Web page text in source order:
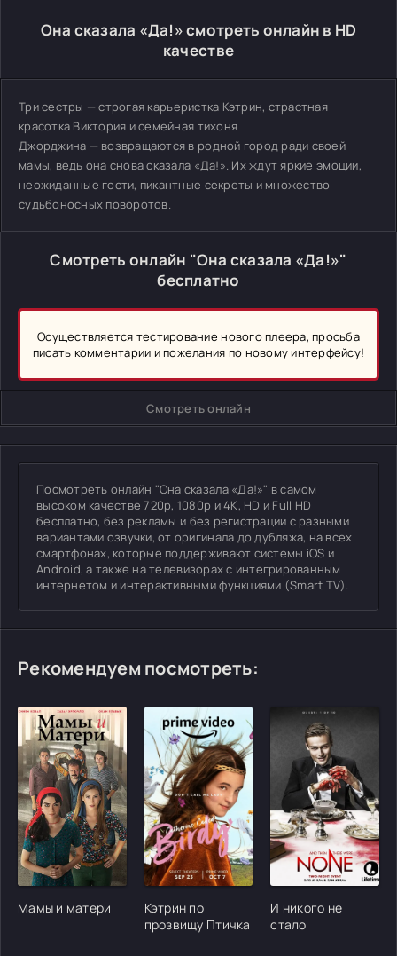
Она сказала «Да!» смотреть онлайн в HD
качестве
Три сестры — строгая карьеристка Кэтрин, страстная
красотка Виктория и семейная тихоня
Джорджина — возвращаются в родной город ради своей
мамы, ведь она снова сказала «Да!». Их ждут яркие эмоции,
неожиданные гости, пикантные секреты и множество
судьбоносных поворотов.
Смотреть онлайн "Она сказала «Да!»"
бесплатно
Осуществляется тестирование нового плеера, просьба
писать комментарии и пожелания по новому интерфейсу!
Смотреть онлайн
Посмотреть онлайн "Она сказала «Да!»" в самом
высоком качестве 720p, 1080p и 4K, HD и Full HD
бесплатно, без рекламы и без регистрации с разными
вариантами озвучки, от оригинала до дубляжа, на всех
смартфонах, которые поддерживают системы iOS и
Android, а также на телевизорах с интегрированным
интернетом и интерактивными функциями (Smart TV).
Рекомендуем посмотреть:
[/xfgiven_cvh_poster_urlcvh_poster_url]
Мамы и матери
[/xfgiven_cvh_poster_urlcvh_poster_url]
Кэтрин по
прозвищу Птичка
[/
И никого не
стало